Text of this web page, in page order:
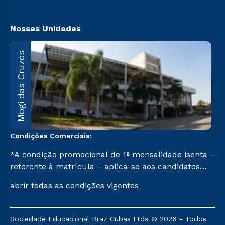
Nossas Unidades
Mogi das Cruzes
Condições Comerciais:
*A condição promocional de 1ª mensalidade isenta –
referente à matrícula – aplica-se aos candidatos
na prova on-line ou agendada, que ofertam bolsas
semestre de 2023, que ainda não tenham efetivado
abrir todas as condições vigentes
Sociedade Educacional Braz Cubas Ltda © 2026 - Todos